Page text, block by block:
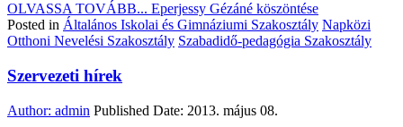
OLVASSA TOVÁBB... Eperjessy Gézáné köszöntése
Posted in Általános Iskolai és Gimnáziumi Szakosztály Napközi
Otthoni Nevelési Szakosztály Szabadidő-pedagógia Szakosztály
Szervezeti hírek
Author: admin Published Date: 2013. május 08.